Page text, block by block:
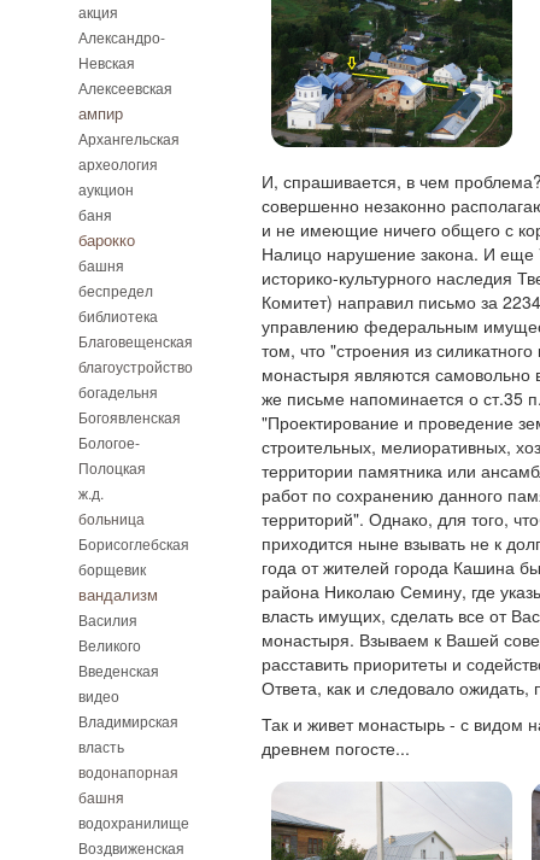
акция
Александро-
Невская
Алексеевская
ампир
Архангельская
археология
аукцион
баня
барокко
башня
беспредел
библиотека
Благовещенская
благоустройство
богадельня
Богоявленская
Бологое-
Полоцкая
ж.д.
больница
Борисоглебская
борщевик
вандализм
Василия
Великого
Введенская
видео
Владимирская
власть
водонапорная
башня
водохранилище
Воздвиженская
И, спрашивается, в чем
совершенно незаконно
и не имеющие ничего общего с
Налицо нарушение закона. И еще
историко-культурного наследия
Комитет) направил письмо за
управлению федеральным
том, что "строения из
монастыря являются
же письме напоминается о ст.35
"Проектирование и проведение
строительных, мелиоративных,
территории памятника или
работ по сохранению данного
территорий". Однако, для того,
приходится ныне взывать не к
года от жителей города Кашина
района Николаю Семину, где
власть имущих, сделать все от
монастыря. Взываем к Вашей
расставить приоритеты и
Ответа, как и следовало ожидать,
Так и живет монастырь - с видом
древнем погосте...